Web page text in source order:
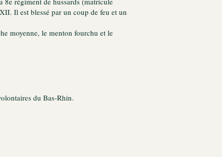
Il est blessé par un coup de feu et un
moyenne, le menton fourchu et le
du Bas-Rhin.